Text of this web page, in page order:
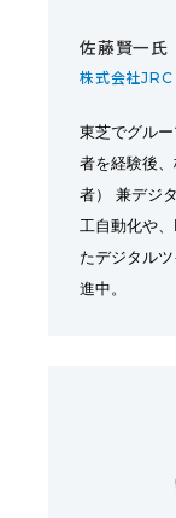
佐藤賢一氏
株式会社
東芝でグル
者を経験後
者） 兼デジ
工自動化や
たデジタル
進中。